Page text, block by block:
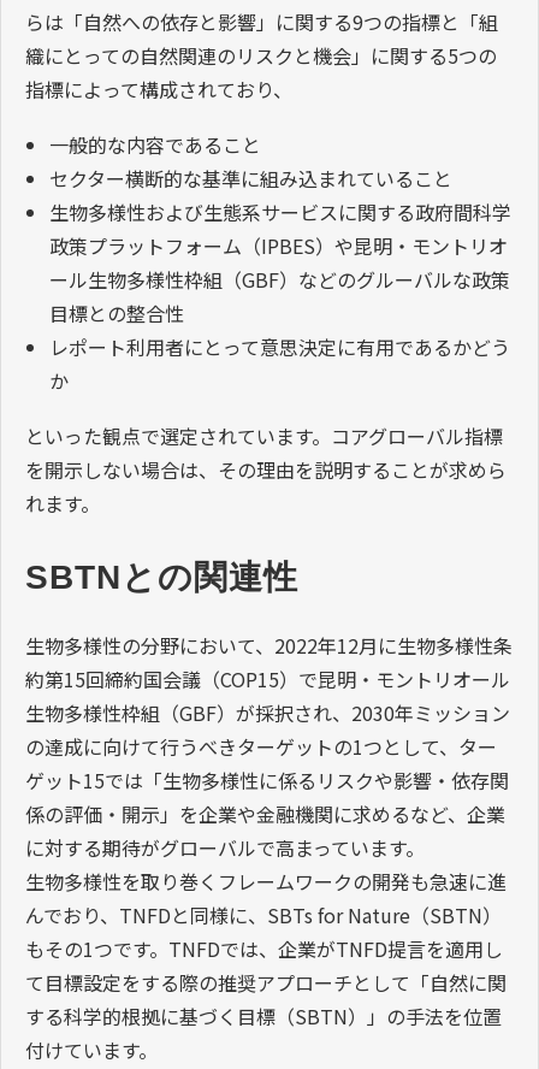
らは「自然への依存と影響」に関する9つの指標と「組
織にとっての自然関連のリスクと機会」に関する5つの
指標によって構成されており、
一般的な内容であること
セクター横断的な基準に組み込まれていること
生物多様性および生態系サービスに関する政府間科学
政策プラットフォーム（IPBES）や昆明・モントリオ
ール生物多様性枠組（GBF）などのグルーバルな政策
目標との整合性
レポート利用者にとって意思決定に有用であるかどう
か
といった観点で選定されています。コアグローバル指標
を開示しない場合は、その理由を説明することが求めら
れます。
SBTNとの関連性
生物多様性の分野において、2022年12月に生物多様性条
約第15回締約国会議（COP15）で昆明・モントリオール
生物多様性枠組（GBF）が採択され、2030年ミッション
の達成に向けて行うべきターゲットの1つとして、ター
ゲット15では「生物多様性に係るリスクや影響・依存関
係の評価・開示」を企業や金融機関に求めるなど、企業
に対する期待がグローバルで高まっています。
生物多様性を取り巻くフレームワークの開発も急速に進
んでおり、TNFDと同様に、SBTs for Nature（SBTN）
もその1つです。TNFDでは、企業がTNFD提言を適用し
て目標設定をする際の推奨アプローチとして「自然に関
する科学的根拠に基づく目標（SBTN）」の手法を位置
付けています。